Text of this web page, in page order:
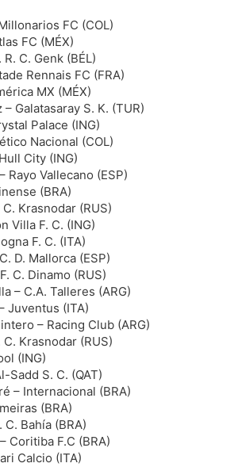
FC (COL)
FC (MÉX)
C. Genk (BÉL)
Rennais FC (FRA)
MX (MÉX)
Galatasaray S. K. (TUR)
Palace (ING)
Nacional (COL)
City (ING)
Rayo Vallecano (ESP)
(BRA)
Krasnodar (RUS)
Villa F. C. (ING)
F. C. (ITA)
D. Mallorca (ESP)
C. Dinamo (RUS)
– C.A. Talleres (ARG)
Juventus (ITA)
– Racing Club (ARG)
Krasnodar (RUS)
(ING)
Sadd S. C. (QAT)
– Internacional (BRA)
(BRA)
C. Bahía (BRA)
Coritiba F.C (BRA)
Calcio (ITA)